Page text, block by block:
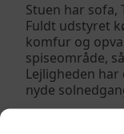
Stuen har sofa,
Fuldt udstyret
komfur og
spiseområde,
Lejligheden
nyde